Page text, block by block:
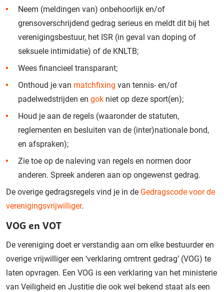
Neem (meldingen van) onbehoorlijk en/of
grensoverschrijdend gedrag serieus en meldt dit bij het
verenigingsbestuur, het ISR (in geval van doping of
seksuele intimidatie) of de KNLTB;
Wees financieel transparant;
Onthoud je van matchfixing van tennis- en/of
padelwedstrijden en gok niet op deze sport(en);
Houd je aan de regels (waaronder de statuten,
reglementen en besluiten van de (inter)nationale bond,
en afspraken);
Zie toe op de naleving van regels en normen door
anderen. Spreek anderen aan op ongewenst gedrag.
De overige gedragsregels vind je in de Gedragscode voor de
verenigingsvrijwilliger.
VOG en VOT
De vereniging doet er verstandig aan om elke bestuurder en
overige vrijwilliger een ‘verklaring omtrent gedrag’ (VOG) te
laten opvragen. Een VOG is een verklaring van het ministerie
van Veiligheid en Justitie die ook wel bekend staat als een